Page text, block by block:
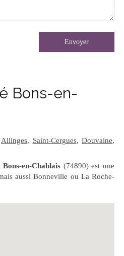
Envoyer
Bons-en-
Allinges, Saint-Cergues, Douvaine,
Bons-en-Chablais (74890) est une
aussi Bonneville ou La Roche-